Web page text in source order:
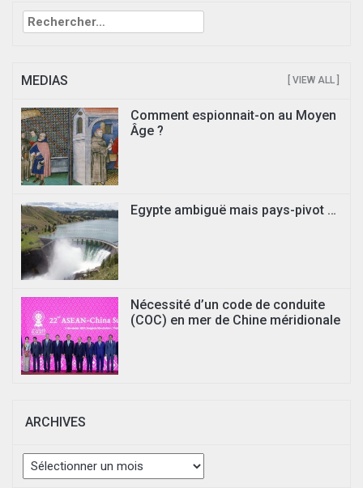
Rechercher :
MEDIAS [ VIEW ALL ]
Comment espionnait-on au Moyen
Âge ?
Egypte ambiguë mais pays-pivot …
Nécessité d’un code de conduite
(COC) en mer de Chine méridionale
ARCHIVES
Archives